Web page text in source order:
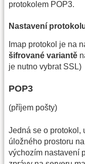
protokolem POP3.
Nastavení
Imap protokol je na
šifrované variantě
je nutno vybrat SSL)
POP3
(příjem pošty)
Jedná se o protokol,
úložného prostoru
výchozím nastavení